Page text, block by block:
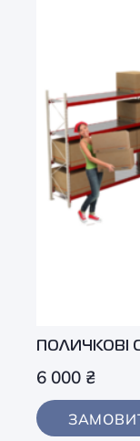
ПОЛИЧКОВІ
6 000 ₴